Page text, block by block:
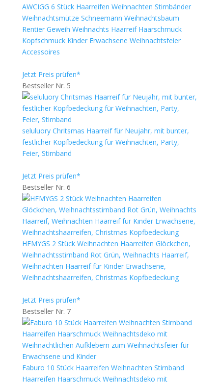
AWCIGG 6 Stück Haarreifen Weihnachten Stirnbänder
Weihnachtsmütze Schneemann Weihnachtsbaum
Rentier Geweih Weihnachts Haarreif Haarschmuck
Kopfschmuck Kinder Erwachsene Weihnachtsfeier
Accessoires
Jetzt Preis prüfen*
Bestseller Nr. 5
seluluory Chritsmas Haarreif für Neujahr, mit bunter,
festlicher Kopfbedeckung für Weihnachten, Party,
Feier, Stirnband
Jetzt Preis prüfen*
Bestseller Nr. 6
HFMYGS 2 Stück Weihnachten Haarreifen Glöckchen,
Weihnachtsstirnband Rot Grün, Weihnachts Haarreif,
Weihnachten Haarreif für Kinder Erwachsene,
Weihnachtshaarreifen, Christmas Kopfbedeckung
Jetzt Preis prüfen*
Bestseller Nr. 7
Faburo 10 Stück Haarreifen Weihnachten Stirnband
Haarreifen Haarschmuck Weihnachtsdeko mit